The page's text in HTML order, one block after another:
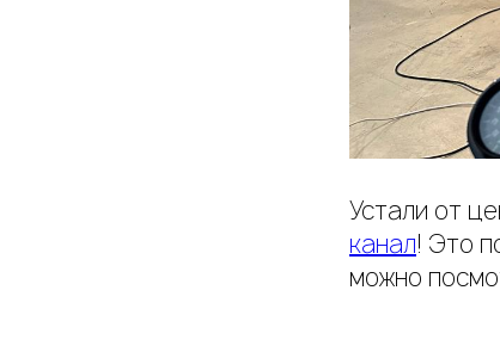
Устали от
канал! Это
можно